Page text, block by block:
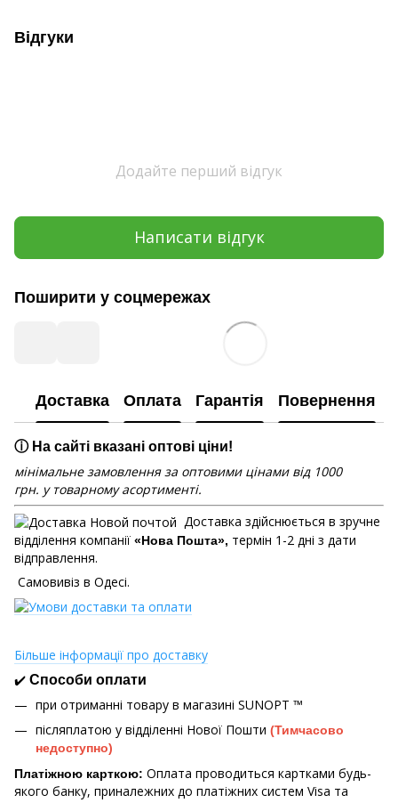
Відгуки
Додайте перший відгук
Написати відгук
Поширити у соцмережах
Доставка Оплата Гарантія Повернення
ⓘ На сайті вказані оптові ціни!
мінімальне замовлення за оптовими цінами від 1000
грн. у товарному асортименті.
Доставка здійснюється в зручне
відділення компанії «Нова Пошта», термін 1-2 дні з дати
відправлення.
Самовивіз в Одесі.
Більше інформації про доставку
✔️ Способи оплати
при отриманні товару в магазині SUNOPT ™
післяплатою у відділенні Нової Пошти (Тимчасово
недоступно)
Платіжною карткою: Оплата проводиться картками будь-
якого банку, приналежних до платіжних систем Visa та